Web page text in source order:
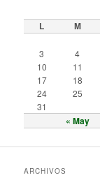
L M
« May
3
4
10
11
17
18
24
25
31
ARCHIVOS